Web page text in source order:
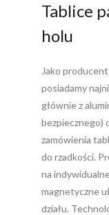
Tablice
holu
Jako
posiadamy
głównie z
bezpiecznego)
zamówienia
do rzadkości.
na
magnetyczne
działu.